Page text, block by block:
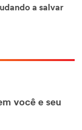
a salvar
você e seu